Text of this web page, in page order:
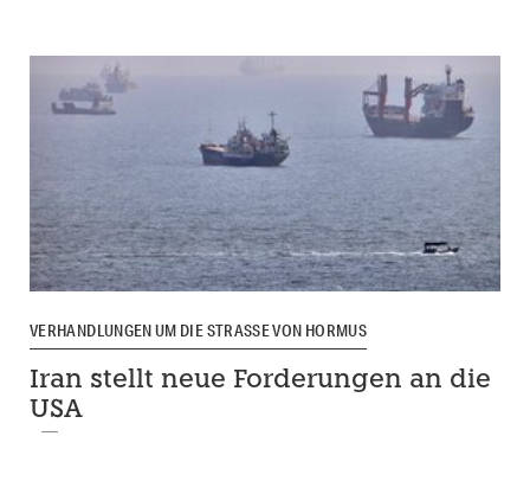
VERHANDLUNGEN UM DIE STRASSE VON HORMUS
Iran stellt neue Forderungen an die
USA